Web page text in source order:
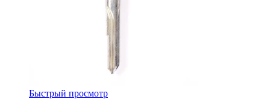
Быстрый просмотр